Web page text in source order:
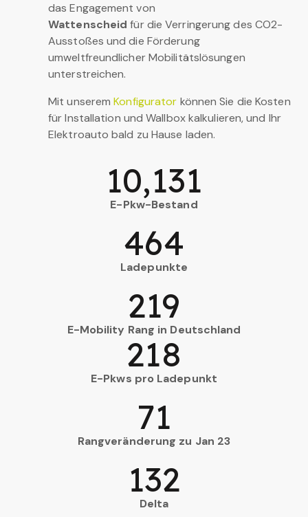
das Engagement von
Wattenscheid für die Verringerung des CO2-
Ausstoßes und die Förderung
umweltfreundlicher Mobilitätslösungen
unterstreichen.
Mit unseremKonfigurator können Sie die Kosten
für Installation und Wallbox kalkulieren, und Ihr
Elektroauto bald zu Hause laden.
E-Pkw-Bestand
10,131
Ladepunkte
464
E-Mobility Rang in Deutschland
219
E-Pkws pro Ladepunkt
218
Rangveränderung zu Jan 23
71
Delta
132